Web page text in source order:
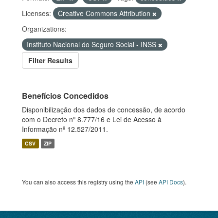
Licenses:
Creative Commons Attribution
Organizations:
Instituto Nacional do Seguro Social - INSS
Filter Results
Benefícios Concedidos
Disponibilização dos dados de concessão, de acordo
com o Decreto nº 8.777/16 e Lei de Acesso à
Informação nº 12.527/2011.
CSV ZIP
You can also access this registry using the API (see API Docs).